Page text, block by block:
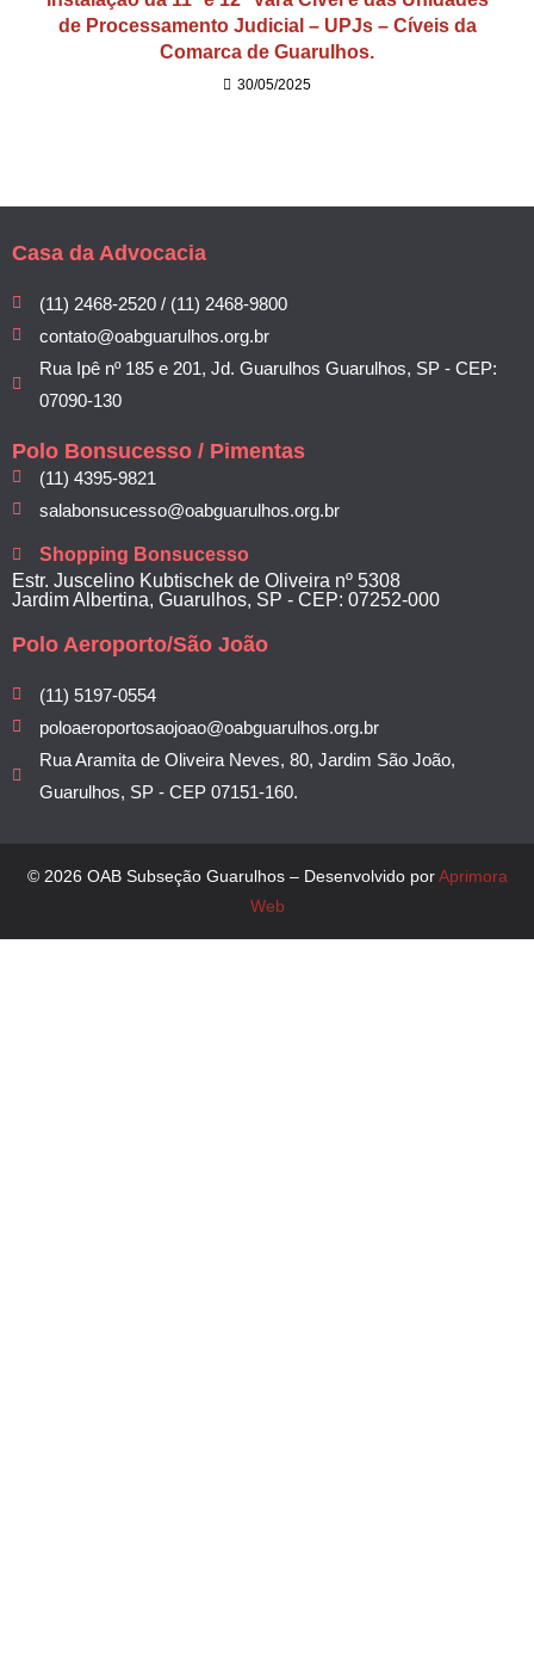
de Processamento Judicial – UPJs – Cíveis da
Comarca de Guarulhos.
30/05/2025
Casa da Advocacia
(11) 2468-2520 / (11) 2468-9800
contato@oabguarulhos.org.br
Rua Ipê nº 185 e 201, Jd. Guarulhos Guarulhos, SP - CEP:
07090-130
Polo Bonsucesso / Pimentas
(11) 4395-9821
salabonsucesso@oabguarulhos.org.br
Shopping Bonsucesso
Estr. Juscelino Kubtischek de Oliveira nº 5308
Jardim Albertina, Guarulhos, SP - CEP: 07252-000
Polo Aeroporto/São João
(11) 5197-0554
poloaeroportosaojoao@oabguarulhos.org.br
Rua Aramita de Oliveira Neves, 80, Jardim São João,
Guarulhos, SP - CEP 07151-160.
© 2026 OAB Subseção Guarulhos – Desenvolvido porAprimora
Web